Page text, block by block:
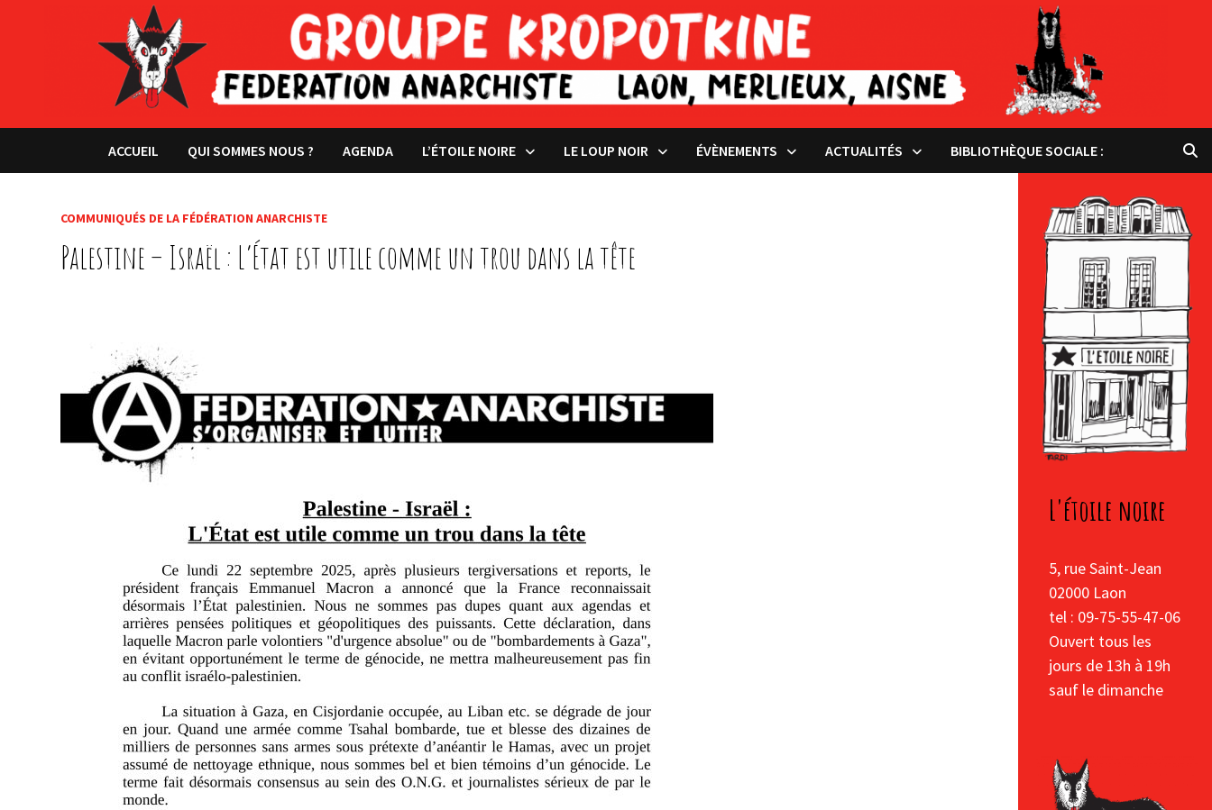
ACCUEIL QUI SOMMES NOUS ? AGENDA L’ÉTOILE NOIRE LE LOUP NOIR ÉVÈNEMENTS ACTUALITÉS BIBLIOTHÈQUE SOCIALE :
COMMUNIQUÉS DE LA FÉDÉRATION ANARCHISTE
Palestine – Israël : L’État est utile comme un trou dans la tête
L'étoile noire
5, rue Saint-Jean
02000 Laon
tel : 09-75-55-47-06
Ouvert tous les
jours de 13h à 19h
sauf le dimanche